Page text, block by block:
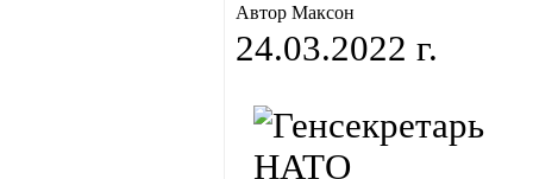
Автор Максон
24.03.2022 г.